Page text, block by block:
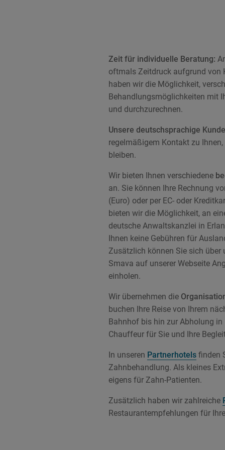
Zeit für individuelle Beratung:
oftmals Zeitdruck aufgrund von
haben wir die Möglichkeit,
Behandlungsmöglichkeiten mit
und durchzurechnen.
Unsere deutschsprachige
regelmäßigem Kontakt zu
bleiben.
Wir bieten Ihnen verschiedene
an. Sie können Ihre Rechnung
(Euro) oder per EC- oder
bieten wir die Möglichkeit, an
deutsche Anwaltskanzlei in
Ihnen keine Gebühren für
Zusätzlich können Sie sich über
Smava auf unserer Webseite
einholen.
Wir übernehmen die
buchen Ihre Reise von Ihrem
Bahnhof bis hin zur Abholung
Chauffeur für Sie und Ihre
In unseren Partnerhotels finden
Zahnbehandlung. Als kleines
eigens für Zahn-Patienten.
Zusätzlich haben wir zahlreiche
Restaurantempfehlungen für